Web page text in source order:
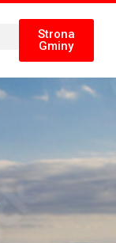
Strona
Gminy